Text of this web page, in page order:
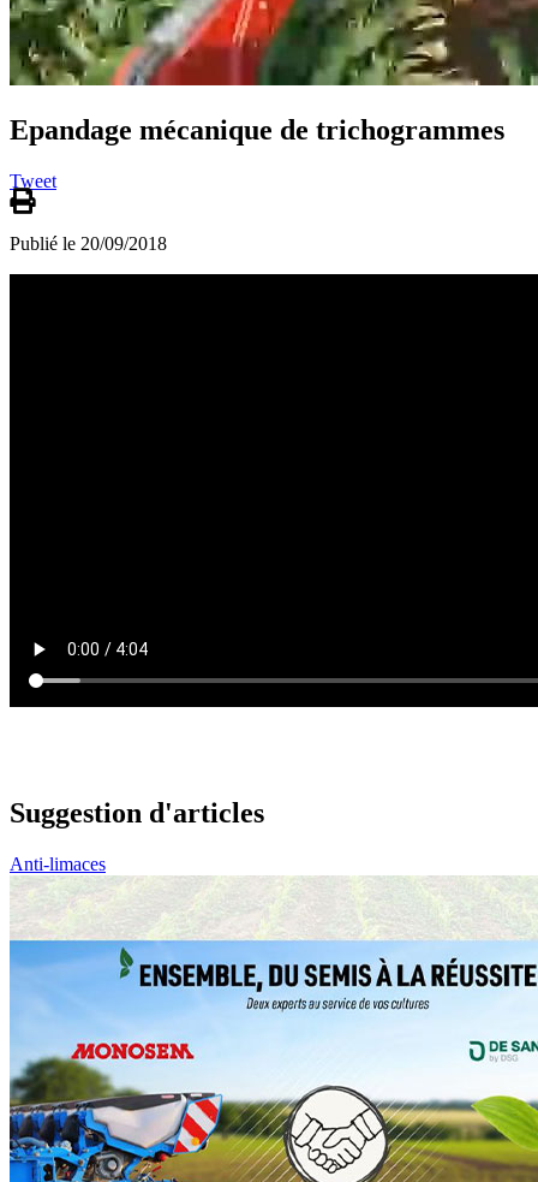
Epandage mécanique de trichogrammes
Tweet
Publié le 20/09/2018
Suggestion d'articles
Anti-limaces